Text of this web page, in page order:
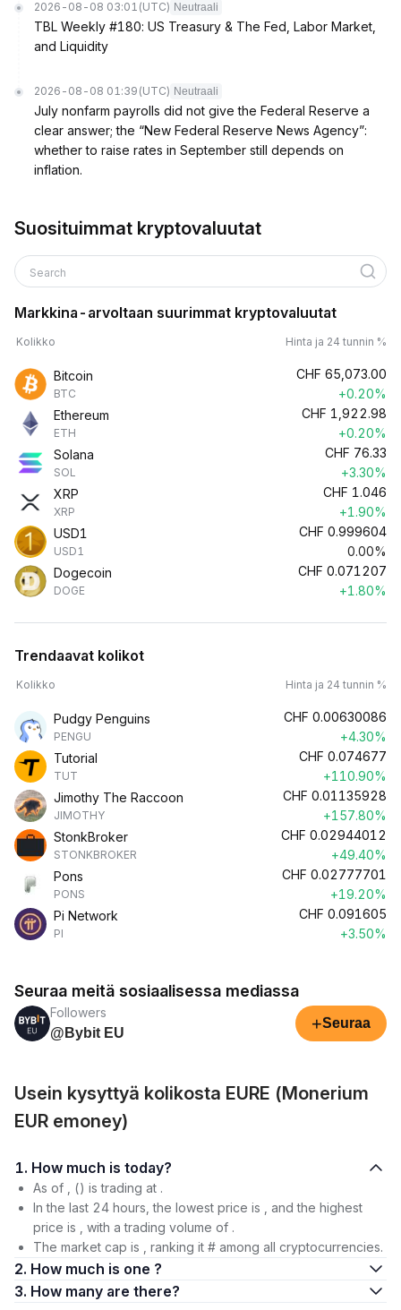
2026-08-08 03:01 (UTC) Neutraali
TBL Weekly #180: US Treasury & The Fed, Labor Market,
and Liquidity
2026-08-08 01:39 (UTC) Neutraali
July nonfarm payrolls did not give the Federal Reserve a
clear answer; the “New Federal Reserve News Agency”:
whether to raise rates in September still depends on
inflation.
Suosituimmat kryptovaluutat
Search
Markkina-arvoltaan suurimmat kryptovaluutat
Kolikko Hinta ja 24 tunnin %
Bitcoin
BTC
CHF 65,073.00
+0.20%
Ethereum
ETH
CHF 1,922.98
+0.20%
Solana
SOL
CHF 76.33
+3.30%
XRP
XRP
CHF 1.046
+1.90%
USD1
USD1
CHF 0.999604
0.00%
Dogecoin
DOGE
CHF 0.071207
+1.80%
Trendaavat kolikot
Kolikko Hinta ja 24 tunnin %
Pudgy Penguins
PENGU
CHF 0.00630086
+4.30%
Tutorial
TUT
CHF 0.074677
+110.90%
Jimothy The Raccoon
JIMOTHY
CHF 0.01135928
+157.80%
StonkBroker
STONKBROKER
CHF 0.02944012
+49.40%
Pons
PONS
CHF 0.02777701
+19.20%
Pi Network
PI
CHF 0.091605
+3.50%
Seuraa meitä sosiaalisessa mediassa
Followers
@Bybit EU
+Seuraa
Usein kysyttyä kolikosta EURE (Monerium
EUR emoney)
1. How much is today?
As of , () is trading at .
In the last 24 hours, the lowest price is , and the highest
price is , with a trading volume of .
The market cap is , ranking it # among all cryptocurrencies.
2. How much is one ?
3. How many are there?